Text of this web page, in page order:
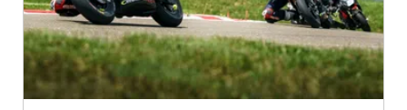
Glossar
Alle anzeigen